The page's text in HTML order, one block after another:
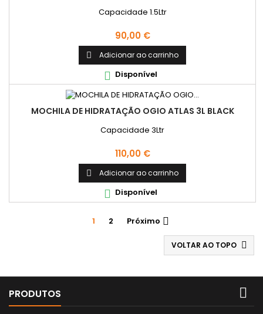
Capacidade 1.5Ltr
Preço
90,00 €
 Adicionar ao carrinho
 Disponível
MOCHILA DE HIDRATAÇÃO OGIO ATLAS 3L BLACK
Capacidade 3Ltr
Preço
110,00 €
 Adicionar ao carrinho
 Disponível
1 2 Próximo 
VOLTAR AO TOPO 
PRODUTOS 